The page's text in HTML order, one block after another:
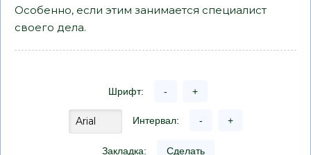
Особенно, если этим занимается специалист
своего дела.
Шрифт: - +
Интервал: - +
Закладка: Сделать